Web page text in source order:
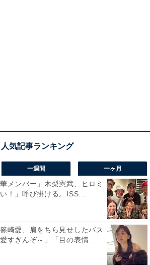
一週間 一ヶ月
メンバー」木梨憲武、ヒロミ
！」呼び掛ける。ISS...
崎愛、肩をちら見せしたバス
すぎんぞ～」「目の表情...